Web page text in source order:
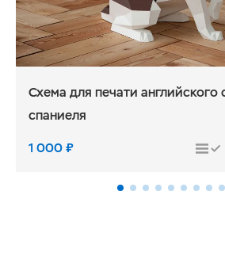
Схема для печати английского
спаниеля
1 000₽